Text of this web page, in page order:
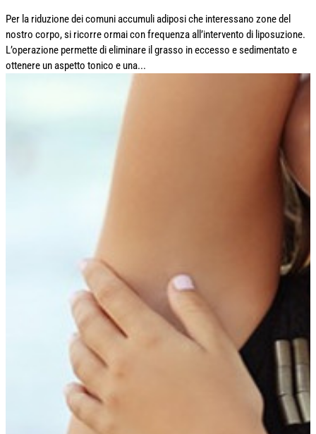
Per la riduzione dei comuni accumuli adiposi che interessano zone del
nostro corpo, si ricorre ormai con frequenza all’intervento di liposuzione.
L’operazione permette di eliminare il grasso in eccesso e sedimentato e
ottenere un aspetto tonico e una...